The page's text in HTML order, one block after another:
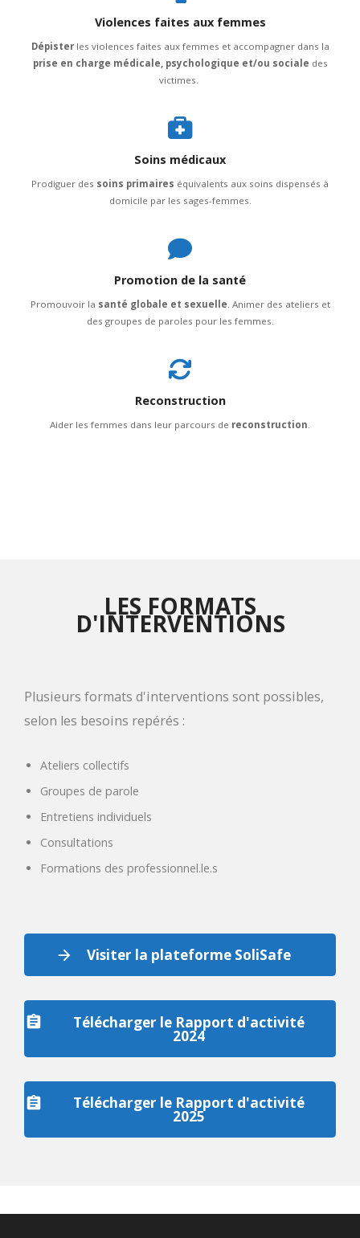
Violences faites aux femmes
Dépisterles violences faites aux femmes et accompagner dans la
prise en charge médicale, psychologique et/ou sociale des
victimes.
Soins médicaux
Prodiguer des soins primaires équivalents aux soins dispensés à
domicile par les sages-femmes.
Promotion de la santé
Promouvoir la santé globale et sexuelle . Animer des ateliers et
des groupes de paroles pour les femmes.
Reconstruction
Aider les femmes dans leur parcours de reconstruction
LES FORMATS
D'INTERVENTIONS
Plusieurs formats d'interventions sont possibles,
selon les besoins repérés :
Ateliers collectifs
Groupes de parole
Entretiens individuels
Consultations
Formations des professionnel.le.s
Visiter la plateforme SoliSafe
Télécharger le Rapport d'activité
2024
Télécharger le Rapport d'activité
2025